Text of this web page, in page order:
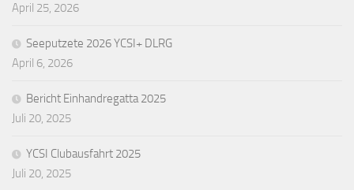
April 25, 2026
Seeputzete 2026 YCSI+ DLRG
April 6, 2026
Bericht Einhandregatta 2025
Juli 20, 2025
YCSI Clubausfahrt 2025
Juli 20, 2025